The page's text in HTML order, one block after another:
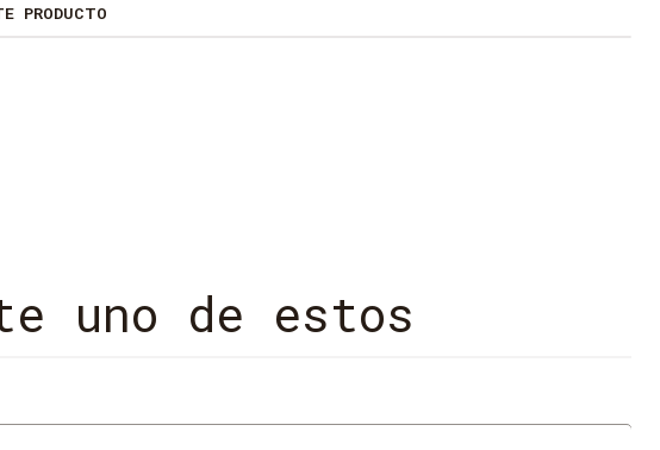
general con interés en entender mejor las dinámicas culturales y políticas
ciudadana. Además de las ediciones impresas, sus contenidos también
PRODUCTO
uno de estos